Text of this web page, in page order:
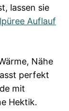
lassen sie
Auflauf
Nähe
perfekt
mit
Hektik.